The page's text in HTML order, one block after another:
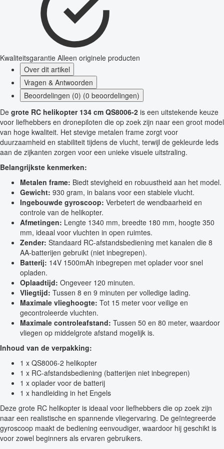
Kwaliteitsgarantie Alleen originele producten
Over dit artikel
Vragen & Antwoorden
Beoordelingen (0) (0 beoordelingen)
De grote RC helikopter 134 cm QS8006-2 is een uitstekende keuze
voor liefhebbers en dronepiloten die op zoek zijn naar een groot model
van hoge kwaliteit. Het stevige metalen frame zorgt voor
duurzaamheid en stabiliteit tijdens de vlucht, terwijl de gekleurde leds
aan de zijkanten zorgen voor een unieke visuele uitstraling.
Belangrijkste kenmerken:
Metalen frame: Biedt stevigheid en robuustheid aan het model.
Gewicht: 930 gram, in balans voor een stabiele vlucht.
Ingebouwde gyroscoop: Verbetert de wendbaarheid en
controle van de helikopter.
Afmetingen: Lengte 1340 mm, breedte 180 mm, hoogte 350
mm, ideaal voor vluchten in open ruimtes.
Zender: Standaard RC-afstandsbediening met kanalen die 8
AA-batterijen gebruikt (niet inbegrepen).
Batterij: 14V 1500mAh inbegrepen met oplader voor snel
opladen.
Oplaadtijd: Ongeveer 120 minuten.
Vliegtijd: Tussen 8 en 9 minuten per volledige lading.
Maximale vlieghoogte: Tot 15 meter voor veilige en
gecontroleerde vluchten.
Maximale controleafstand: Tussen 50 en 80 meter, waardoor
vliegen op middelgrote afstand mogelijk is.
Inhoud van de verpakking:
1 x QS8006-2 helikopter
1 x RC-afstandsbediening (batterijen niet inbegrepen)
1 x oplader voor de batterij
1 x handleiding in het Engels
Deze grote RC helikopter is ideaal voor liefhebbers die op zoek zijn
naar een realistische en spannende vliegervaring. De geïntegreerde
gyroscoop maakt de bediening eenvoudiger, waardoor hij geschikt is
voor zowel beginners als ervaren gebruikers.